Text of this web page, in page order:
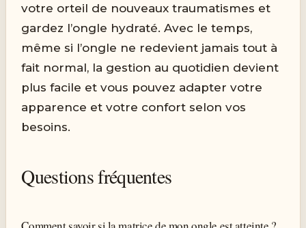
votre orteil de nouveaux traumatismes et
gardez l’ongle hydraté. Avec le temps,
même si l’ongle ne redevient jamais tout à
fait normal, la gestion au quotidien devient
plus facile et vous pouvez adapter votre
apparence et votre confort selon vos
besoins.
Questions fréquentes